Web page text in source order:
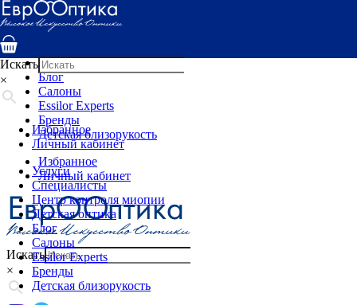
Услуги
Специалисты
Детская оптика
Блог
Салоны
Essilor Experts
Бренды
Детская близорукость
Избранное
Личный кабинет
Искать
×
Искать
×
Избранное
Личный кабинет
Услуги
Специалисты
Центр контроля миопии
Детская оптика
Блог
Салоны
Essilor Experts
Бренды
Детская близорукость